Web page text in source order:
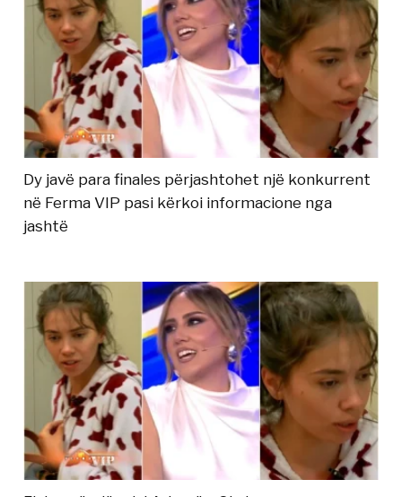
Dy javë para finales përjashtohet një konkurrent
në Ferma VIP pasi kërkoi informacione nga
jashtë